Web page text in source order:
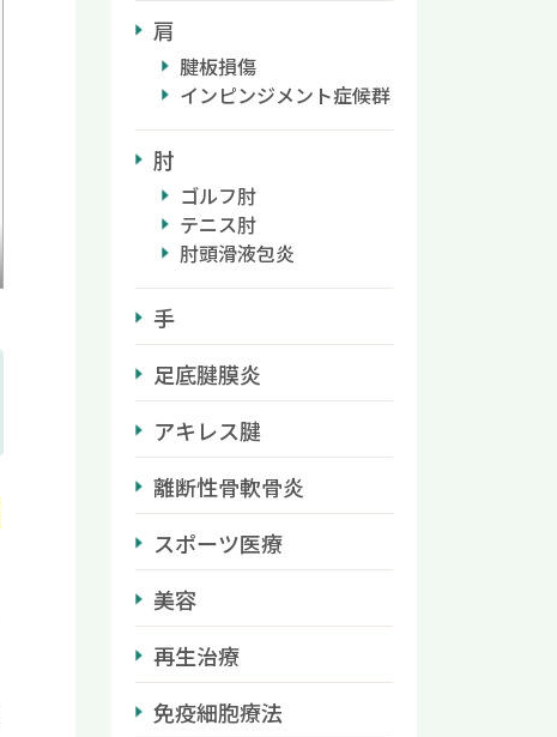
肩
腱板損傷
インピンジメント症候群
肘
ゴルフ肘
テニス肘
肘頭滑液包炎
手
足底腱膜炎
アキレス腱
離断性骨軟骨炎
スポーツ医療
美容
再生治療
免疫細胞療法